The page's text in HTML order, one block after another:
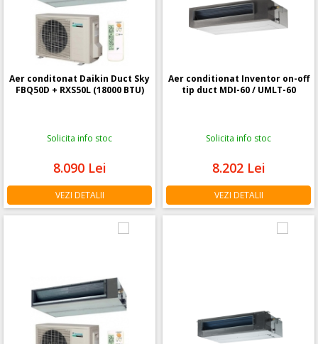
Aer conditonat Daikin Duct Sky
FBQ50D + RXS50L (18000 BTU)
Solicita info stoc
8.090 Lei
VEZI DETALII
Aer conditionat Inventor on-off
tip duct MDI-60 / UMLT-60
Solicita info stoc
8.202 Lei
VEZI DETALII